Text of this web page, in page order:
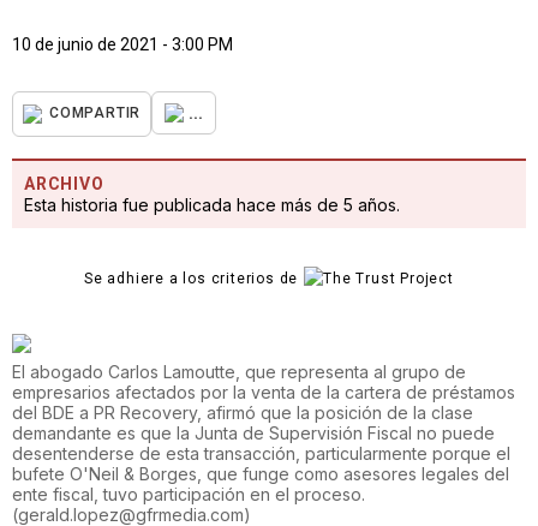
10 de junio de 2021 - 3:00 PM
COMPARTIR ...
ARCHIVO
Esta historia fue publicada hace más de 5 años.
Se adhiere a los criterios de
El abogado Carlos Lamoutte, que representa al grupo de
empresarios afectados por la venta de la cartera de préstamos
del BDE a PR Recovery, afirmó que la posición de la clase
demandante es que la Junta de Supervisión Fiscal no puede
desentenderse de esta transacción, particularmente porque el
bufete O'Neil & Borges, que funge como asesores legales del
ente fiscal, tuvo participación en el proceso.
(gerald.lopez@gfrmedia.com)